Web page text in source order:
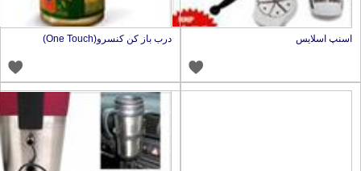
اسنپ اسلایس درب باز کن کنسرو(One Touch)